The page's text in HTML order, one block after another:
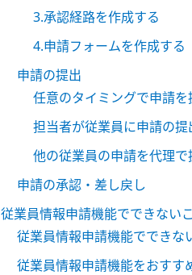
3.承認経路を作成する
4.申請フォームを作成する
申請の提出
任意のタイミングで申請を
担当者が従業員に申請の提
他の従業員の申請を代理で
申請の承認・差し戻し
従業員情報申請機能でできない
従業員情報申請機能でできな
従業員情報申請機能をおすす